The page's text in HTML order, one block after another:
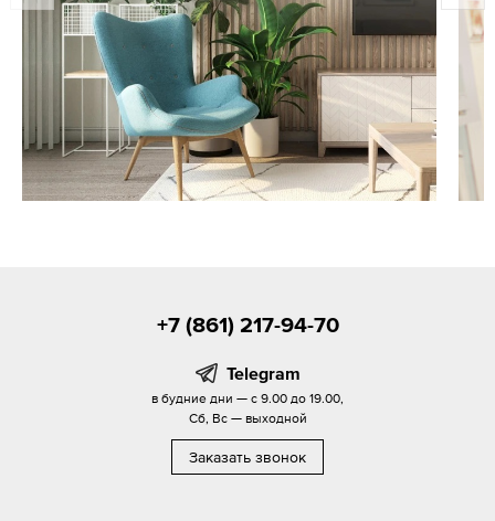
+7 (861) 217-94-70
Telegram
в будние дни — с 9.00 до 19.00,
Сб, Вс — выходной
Заказать звонок